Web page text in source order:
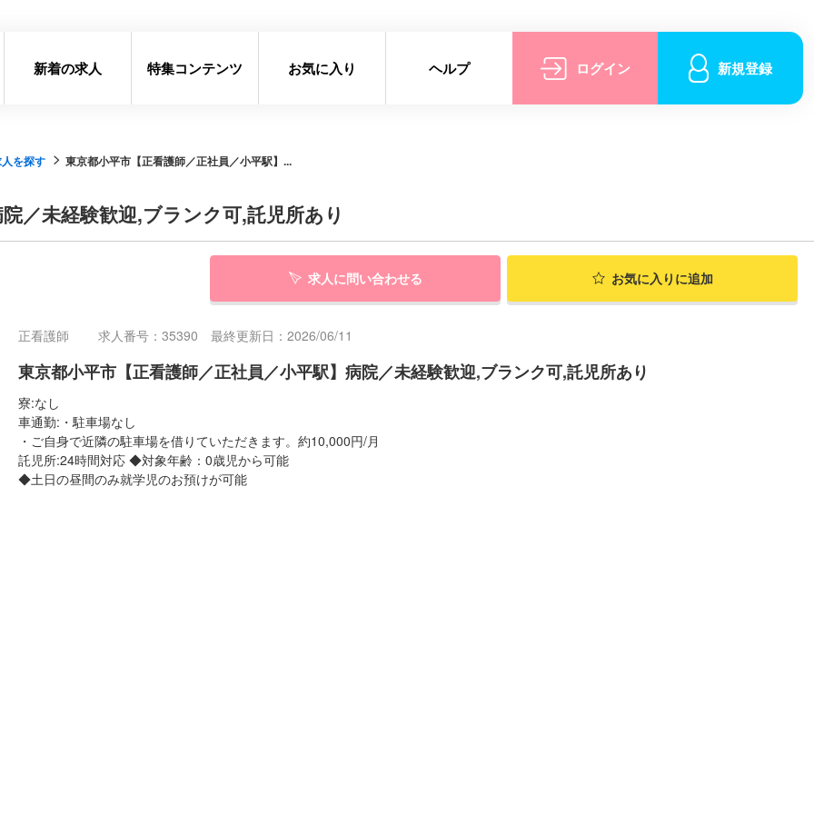
新着の求人 特集コンテンツ お気に入り ヘルプ ログイン 新規登録
を探す 東京都小平市【正看護師／正社員／小平駅】...
／未経験歓迎,ブランク可,託児所あり
求人に問い合わせる お気に入りに追加
正看護師 求人番号：35390 最終更新日：2026/06/11
東京都小平市【正看護師／正社員／小平駅】病院／未経験歓迎,ブランク可,託児所あり
寮:なし
車通勤:・駐車場なし
・ご自身で近隣の駐車場を借りていただきます。約10,000円/月
託児所:24時間対応 ◆対象年齢：0歳児から可能
◆土日の昼間のみ就学児のお預けが可能